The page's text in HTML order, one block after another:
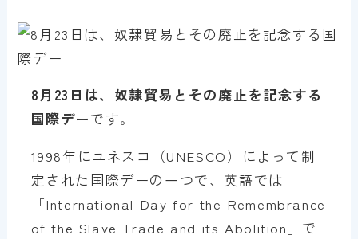
8月23日は、奴隷貿易とその廃止を記念する
国際デーです。
1998年にユネスコ（UNESCO）によって制
定された国際デーの一つで、英語では
「International Day for the Remembrance
of the Slave Trade and its Abolition」で